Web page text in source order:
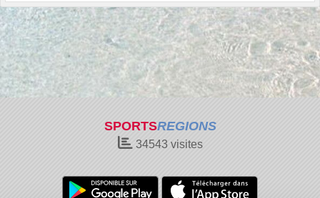
SPORTSREGIONS
34543visites